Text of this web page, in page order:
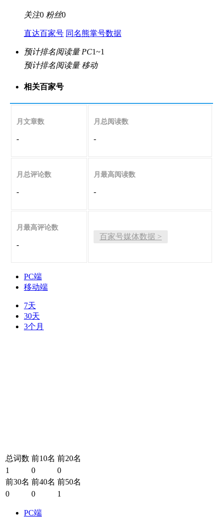
关注0 粉丝0
直达百家号 同名熊掌号数据
预计排名阅读量 PC1~1
预计排名阅读量 移动
相关百家号
月文章数
-
月总阅读数
-
月总评论数
-
月最高阅读数
-
月最高评论数
-
百家号媒体数据 >
PC端
移动端
7天
30天
3个月
总词数 前10名 前20名
1
0
0
前30名 前40名 前50名
0
0 1
PC端